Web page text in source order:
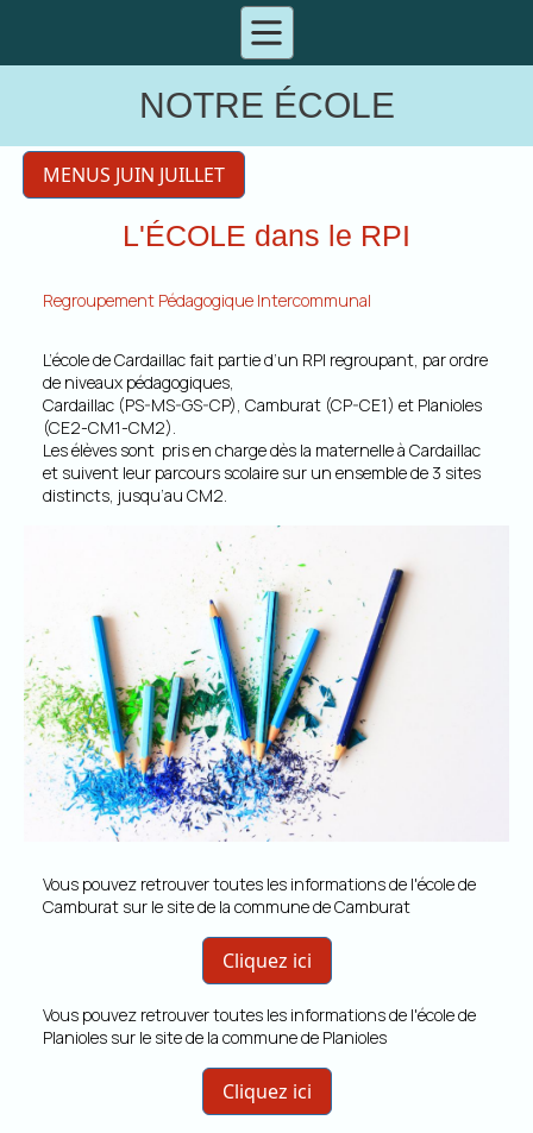
NOTRE ÉCOLE
MENUS JUIN JUILLET
L'ÉCOLE dans le RPI
Regroupement Pédagogique Intercommunal
L’école de Cardaillac fait partie d’un RPI regroupant, par ordre
de niveaux pédagogiques,
Cardaillac (PS-MS-GS-CP), Camburat (CP-CE1) et Planioles
(CE2-CM1-CM2).
Les élèves sont pris en charge dès la maternelle à Cardaillac
et suivent leur parcours scolaire sur un ensemble de 3 sites
distincts, jusqu’au CM2.
Vous pouvez retrouver toutes les informations de l'école de
Camburat sur le site de la commune de Camburat
Cliquez ici
Vous pouvez retrouver toutes les informations de l'école de
Planioles sur le site de la commune de Planioles
Cliquez ici